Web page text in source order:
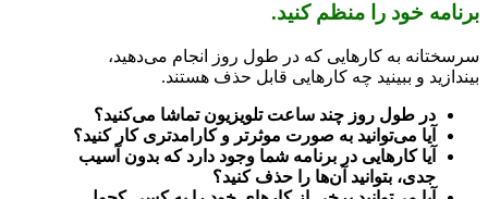
برنامه خود را منظم کنید.
سرسختانه به کار‌هایی که در طول روز انجام می‌دهید،
بیندازید و ببینید چه کار‌هایی قابل حذف هستند.
در طول روز چند ساعت تلویزیون تماشا می‌کنید؟
آیا می‌توانید به صورت موثر‌تر و کارامد‌تری کار کنید؟
آیا کار‌هایی در برنامه شما وجود دارد که بدون آسیب
جدی، بتوانید آن‌ها را حذف کنید؟